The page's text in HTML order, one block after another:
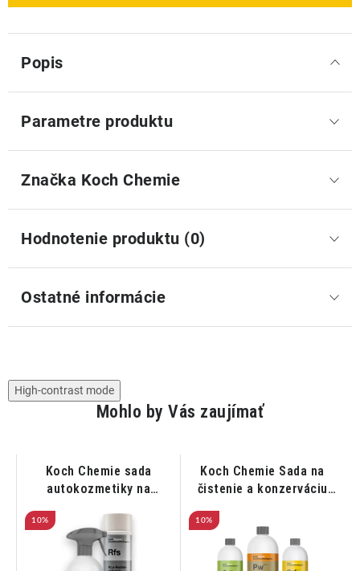
Popis
Parametre produktu
Značka Koch Chemie
Hodnotenie produktu (0)
Ostatné informácie
High-contrast mode
Mohlo by Vás zaujímať
Koch Chemie sada
autokozmetiky na
pneumatík
10%
Koch Chemie Sada na
čistenie a konzerváciu
10%